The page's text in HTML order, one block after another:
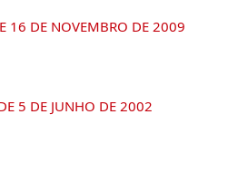
16 DE NOVEMBRO DE 2009
5 DE JUNHO DE 2002